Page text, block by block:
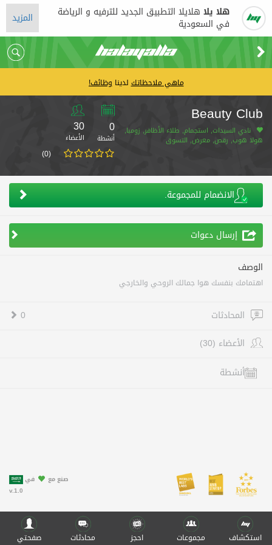
هلا يلا هلايلا التطبيق الجديد للترفيه و الرياضة
في السعودية المزيد
ماهي ملاحظاتكلديناوظائف!
Beauty Club
نادي السيدات, استجمام, طلاء الأظافر, زومبا,
هولا هوب, رقص, معرض, التسوق
0
أنشطة
30
الأعضاء
(0)
الانضمام للمجموعة.
إرسال دعوات
الوصف
اهتمامك بنفسك هوا جمالك الروحي والخارجي
المحادثات
0
الأعضاء (30)
أنشطة
صنع مع
في
v.1.0
استكشاف مجموعات احجز محادثات صفحتي